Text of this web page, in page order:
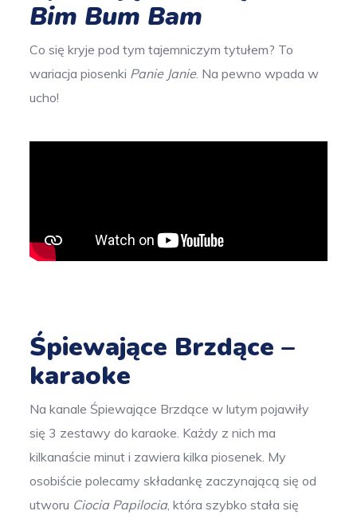
Bim Bum Bam
Co się kryje pod tym tajemniczym tytułem? To
wariacja piosenki Panie Janie. Na pewno wpada w
ucho!
Śpiewające Brzdące –
karaoke
Na kanale Śpiewające Brzdące w lutym pojawiły
się 3 zestawy do karaoke. Każdy z nich ma
kilkanaście minut i zawiera kilka piosenek. My
osobiście polecamy składankę zaczynającą się od
utworu Ciocia Papilocia, która szybko stała się